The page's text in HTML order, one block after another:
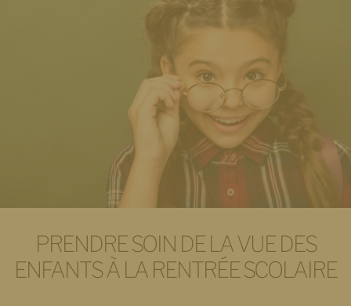
PRENDRE SOIN DE LA VUE DES
ENFANTS À LA RENTRÉE SCOLAIRE